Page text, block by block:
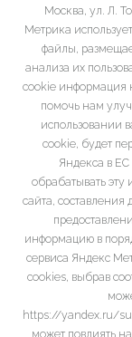
Москва, ул. Л.
Метрика
файлы,
анализа их
cookie информация
помочь нам
использовании
cookie, будет
Яндекса в
обрабатывать
сайта, составления
информацию в
сервиса Яндекс
cookies, выбрав
https://yandex.ru/
может повлиять